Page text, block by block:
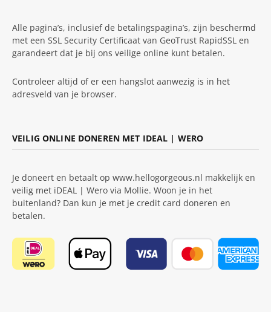
Alle pagina’s, inclusief de betalingspagina’s, zijn beschermd
met een SSL Security Certificaat van GeoTrust RapidSSL en
garandeert dat je bij ons veilige online kunt betalen.
Controleer altijd of er een hangslot aanwezig is in het
adresveld van je browser.
VEILIG ONLINE DONEREN MET IDEAL | WERO
Je doneert en betaalt op www.hellogorgeous.nl makkelijk en
veilig met iDEAL | Wero via Mollie. Woon je in het
buitenland? Dan kun je met je credit card doneren en
betalen.